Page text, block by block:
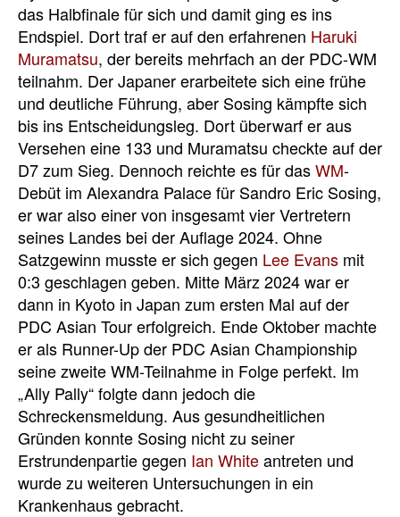
das Halbfinale für sich und damit ging es ins
Endspiel. Dort traf er auf den erfahrenen Haruki
Muramatsu, der bereits mehrfach an der PDC-WM
teilnahm. Der Japaner erarbeitete sich eine frühe
und deutliche Führung, aber Sosing kämpfte sich
bis ins Entscheidungsleg. Dort überwarf er aus
Versehen eine 133 und Muramatsu checkte auf der
D7 zum Sieg. Dennoch reichte es für dasWM-
Debüt im Alexandra Palace für Sandro Eric Sosing,
er war also einer von insgesamt vier Vertretern
seines Landes bei der Auflage 2024. Ohne
Satzgewinn musste er sich gegen Lee Evans mit
0:3 geschlagen geben. Mitte März 2024 war er
dann in Kyoto in Japan zum ersten Mal auf der
PDC Asian Tour erfolgreich. Ende Oktober machte
er als Runner-Up der PDC Asian Championship
seine zweite WM-Teilnahme in Folge perfekt. Im
„Ally Pally“ folgte dann jedoch die
Schreckensmeldung. Aus gesundheitlichen
Gründen konnte Sosing nicht zu seiner
Erstrundenpartie gegen Ian Whiteantreten und
wurde zu weiteren Untersuchungen in ein
Krankenhaus gebracht.